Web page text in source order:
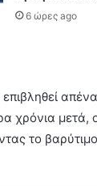
6 ώρες ago
χρόνια μετά,
το